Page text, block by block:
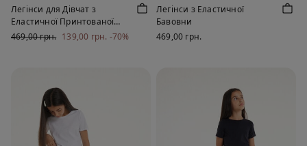
Легінси для Дівчат з
Еластичної Принтованої
Бавовни
469,00 грн. 139,00 грн. -70%
Легінси з Еластичної
Бавовни
469,00 грн.